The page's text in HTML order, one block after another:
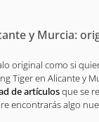
y Murcia:
original como si
Tiger en Alicante y
de artículosque se
encontrarás algo